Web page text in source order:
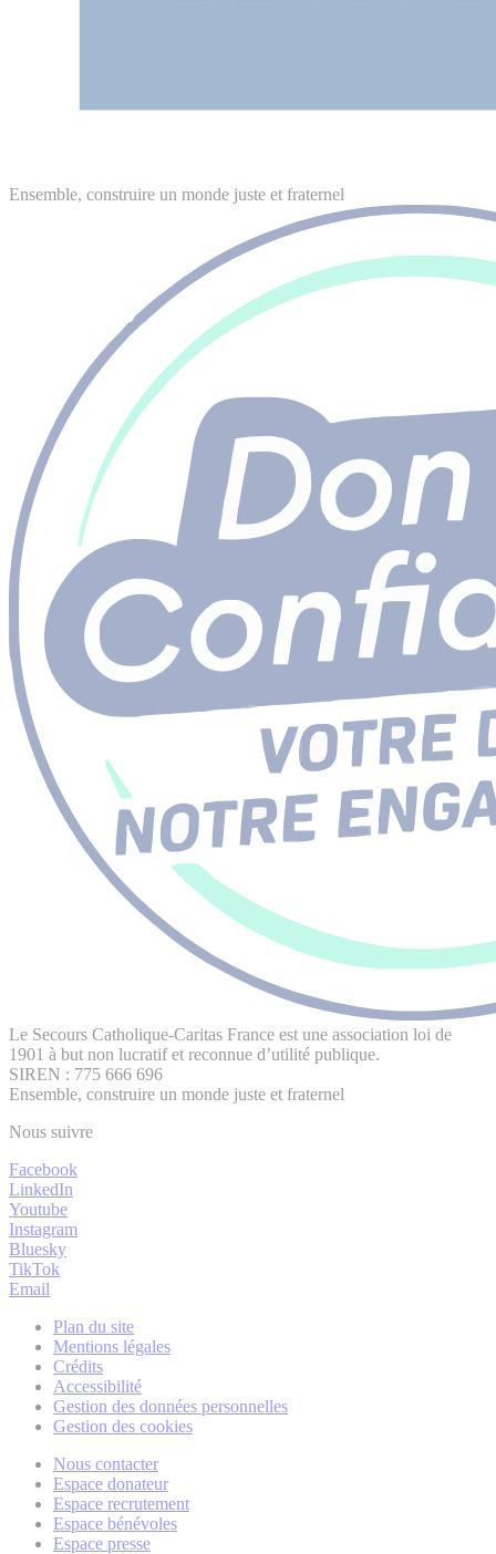
Ensemble, construire un monde juste et fraternel
Le Secours Catholique-Caritas France est une association loi de
1901 à but non lucratif et reconnue d’utilité publique.
SIREN : 775 666 696
Ensemble, construire un monde juste et fraternel
Nous suivre
Facebook
LinkedIn
Youtube
Instagram
Bluesky
TikTok
Email
Plan du site
Mentions légales
Crédits
Accessibilité
Gestion des données personnelles
Gestion des cookies
Nous contacter
Espace donateur
Espace recrutement
Espace bénévoles
Espace presse